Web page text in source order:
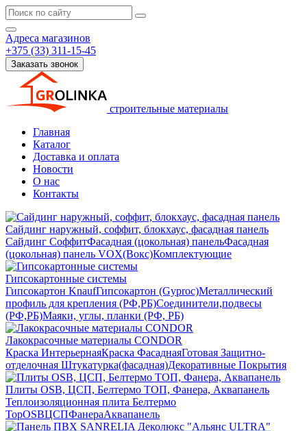
Адреса магазинов
+375 (33) 311-15-45
Заказать звонок
строительные материалы
Главная
Каталог
Доставка и оплата
Новости
О нас
Контакты
Сайдинг наружный, соффит, блокхаус, фасадная панель
Сайдинг СоффитФасадная (цокольная) панельФасадная
(цокольная) панель VOX(Вокс)Комплектующие
Гипсокартонные системы
Гипсокартон KnaufГипсокартон (Gyproc)Металлический
профиль для крепления (РФ,РБ)Соединители,подвесы
(РФ,РБ)Маяки, углы, планки (РФ, РБ)
Лакокрасочные материалы CONDOR
Краска ИнтерьернаяКраска ФасаднаяГотовая Защитно-
отделочная Штукатурка(фасадная)Декоративные Покрытия
Плиты OSB, ЦСП, Белтермо ТОП, Фанера, Аквапанель
Теплоизоляционная плита Белтермо
TopOSBЦСПФанераАквапанель